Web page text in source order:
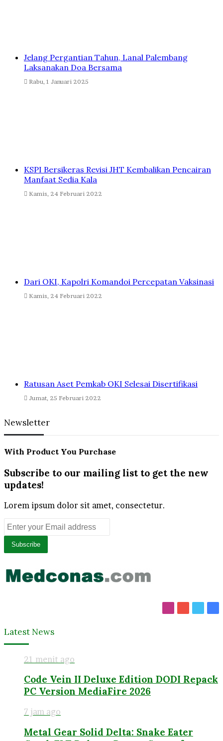
Jelang Pergantian Tahun, Lanal Palembang
Laksanakan Doa Bersama
Rabu, 1 Januari 2025
KSPI Bersikeras Revisi JHT Kembalikan Pencairan
Manfaat Sedia Kala
Kamis, 24 Februari 2022
Dari OKI, Kapolri Komandoi Percepatan Vaksinasi
Kamis, 24 Februari 2022
Ratusan Aset Pemkab OKI Selesai Disertifikasi
Jumat, 25 Februari 2022
Newsletter
With Product You Purchase
Subscribe to our mailing list to get the new
updates!
Lorem ipsum dolor sit amet, consectetur.
Enter
your
Email
address
Latest News
21 menit ago
Code Vein II Deluxe Edition DODI Repack
PC Version MediaFire 2026
7 jam ago
Metal Gear Solid Delta: Snake Eater